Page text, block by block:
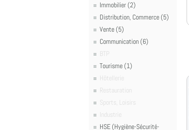
Immobilier (2)
Distribution, Commerce (5)
Vente (5)
Communication (6)
BTP
Tourisme (1)
Hôtellerie
Restauration
Sports, Loisirs
Industrie
HSE (Hygiène-Sécurité-